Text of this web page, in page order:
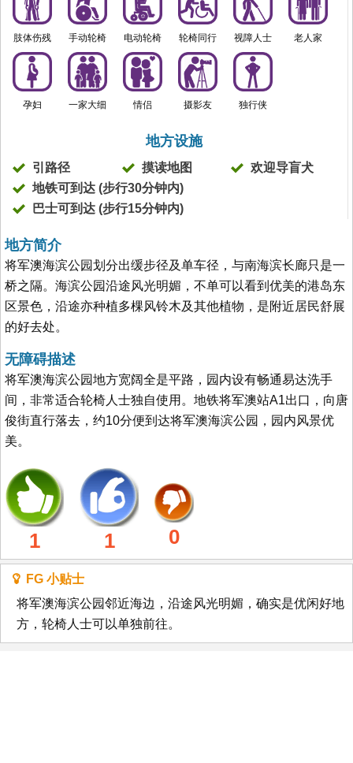
肢体伤残 手动轮椅 电动轮椅 轮椅同行 视障人士 老人家
孕妇 一家大细 情侣 摄影友 独行侠
地方设施
引路径 摸读地图
欢迎导盲犬
地铁可到达 (步行30分钟内)
巴士可到达 (步行15分钟内)
地方简介
将军澳海滨公园划分出缓步径及单车径，与南海滨长廊只是一
桥之隔。海滨公园沿途风光明媚，不单可以看到优美的港岛东
区景色，沿途亦种植多棵风铃木及其他植物，是附近居民舒展
的好去处。
无障碍描述
将军澳海滨公园地方宽阔全是平路，园内设有畅通易达洗手
间，非常适合轮椅人士独自使用。地铁将军澳站A1出口，向唐
俊街直行落去，约10分便到达将军澳海滨公园，园内风景优
美。
1 1 0
FG 小贴士
将军澳海滨公园邻近海边，沿途风光明媚，确实是优闲好地
方，轮椅人士可以单独前往。